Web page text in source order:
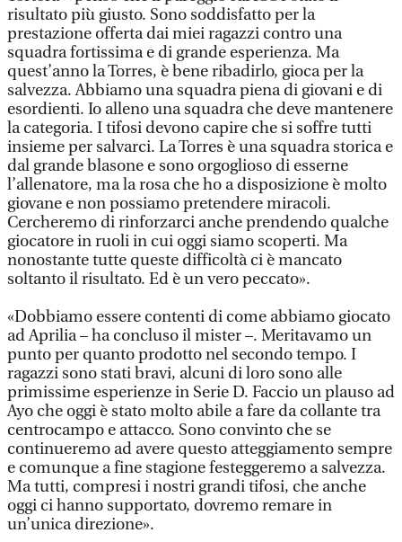
risultato più giusto. Sono soddisfatto per la
prestazione offerta dai miei ragazzi contro una
squadra fortissima e di grande esperienza. Ma
quest’anno la Torres, è bene ribadirlo, gioca per la
salvezza. Abbiamo una squadra piena di giovani e di
esordienti. Io alleno una squadra che deve mantenere
la categoria. I tifosi devono capire che si soffre tutti
insieme per salvarci. La Torres è una squadra storica e
dal grande blasone e sono orgoglioso di esserne
l’allenatore, ma la rosa che ho a disposizione è molto
giovane e non possiamo pretendere miracoli.
Cercheremo di rinforzarci anche prendendo qualche
giocatore in ruoli in cui oggi siamo scoperti. Ma
nonostante tutte queste difficoltà ci è mancato
soltanto il risultato. Ed è un vero peccato».
«Dobbiamo essere contenti di come abbiamo giocato
ad Aprilia – ha concluso il mister –. Meritavamo un
punto per quanto prodotto nel secondo tempo. I
ragazzi sono stati bravi, alcuni di loro sono alle
primissime esperienze in Serie D. Faccio un plauso ad
Ayo che oggi è stato molto abile a fare da collante tra
centrocampo e attacco. Sono convinto che se
continueremo ad avere questo atteggiamento sempre
e comunque a fine stagione festeggeremo a salvezza.
Ma tutti, compresi i nostri grandi tifosi, che anche
oggi ci hanno supportato, dovremo remare in
un’unica direzione».